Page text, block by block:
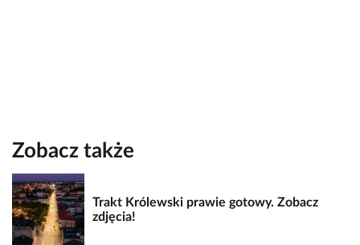
Zobacz także
Trakt Królewski prawie gotowy. Zobacz
zdjęcia!